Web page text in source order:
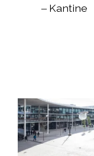
‒ Kantine